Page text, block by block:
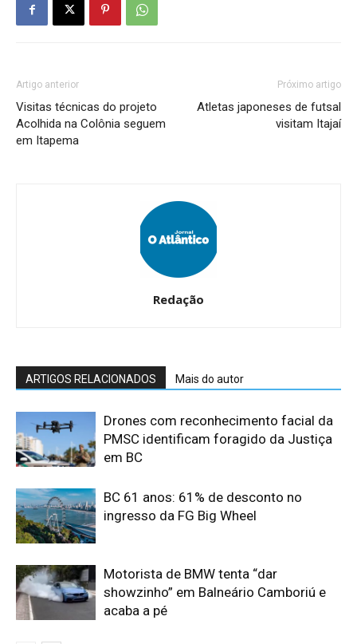
Artigo anterior
Visitas técnicas do projeto
Acolhida na Colônia seguem
em Itapema
Próximo artigo
Atletas japoneses de futsal
visitam Itajaí
Redação
ARTIGOS RELACIONADOS Mais do autor
Drones com reconhecimento facial da
PMSC identificam foragido da Justiça
em BC
BC 61 anos: 61% de desconto no
ingresso da FG Big Wheel
Motorista de BMW tenta “dar
showzinho” em Balneário Camboriú e
acaba a pé